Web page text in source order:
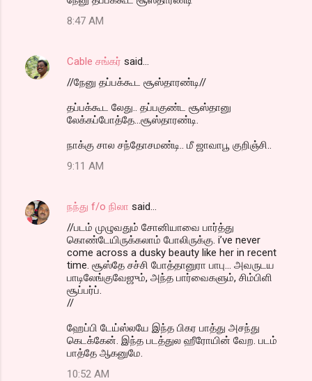
n
t
8:47 AM
Cable சங்கர் said…
//நேனு தப்பக்கூட சூஸ்தாரண்டி//
தப்பக்கூட லேது.. தப்பகுண்ட சூஸ்தானு
லேக்கப்போத்தே...சூஸ்தாரண்டி.
நாக்கு சால சந்தோசமண்டி.. மீ ஜாவாபூ குறிஞ்சி..
9:11 AM
நந்து f/o நிலா said…
//படம் முழுவதும் சோனியாவை பார்த்து
கொண்டேயிருக்கலாம் போலிருக்கு. i’ve never
come across a dusky beauty like her in recent
time. சூஸ்தே சச்சி போத்தானுரா பாபு... அவருடய
பாடிலேங்குவேஜும், அந்த பார்வைகளும், சிம்பிளி
சூப்பர்ப்.
//
ஹேப்பி டேய்ஸ்லயே இந்த பிகர பாத்து அசந்து
கெடக்கேன். இந்த படத்துல ஹீரோயின் வேற. படம்
பாத்தே ஆகனுமே.
10:52 AM